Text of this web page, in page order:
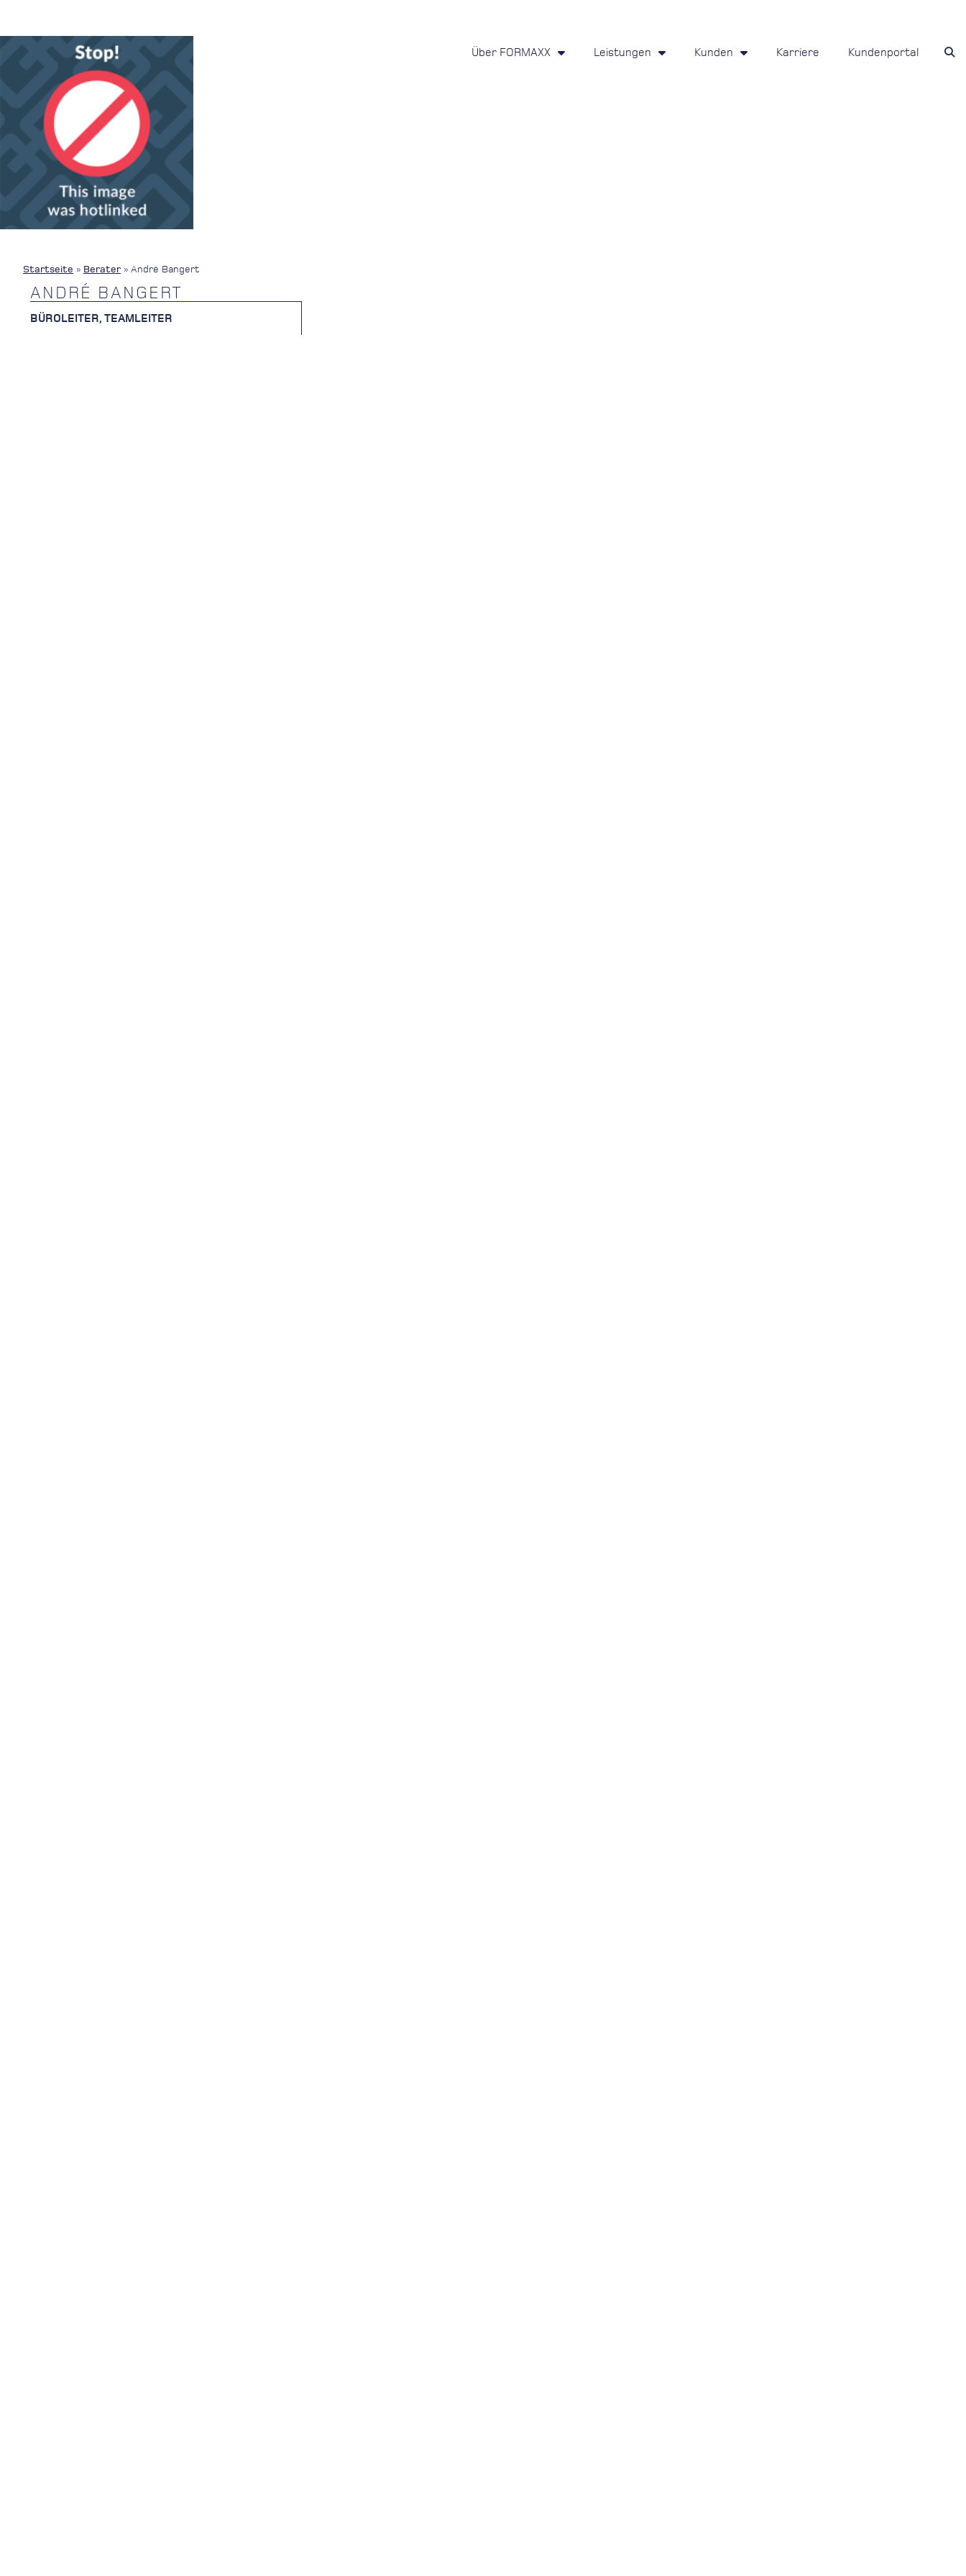
Über FORMAXX Leistungen Kunden Karriere Kundenportal
Startseite » Berater » André Bangert
ANDRÉ BANGERT
BÜROLEITER, TEAMLEITER